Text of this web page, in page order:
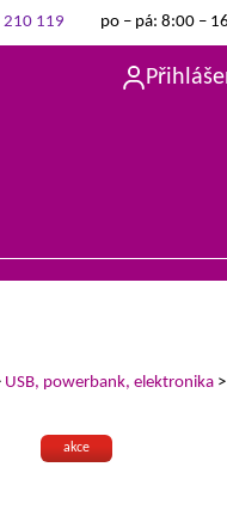
210 119 po – pá: 8:00 –
USB, powerbank, elektronika
akce